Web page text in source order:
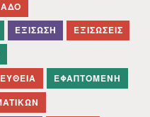
ΕΞΊΣΩΣΗ ΕΞΙΣΏΣΕΙΣ
ΕΥΘΕΊΑ ΕΦΑΠΤΟΜΈΝΗ